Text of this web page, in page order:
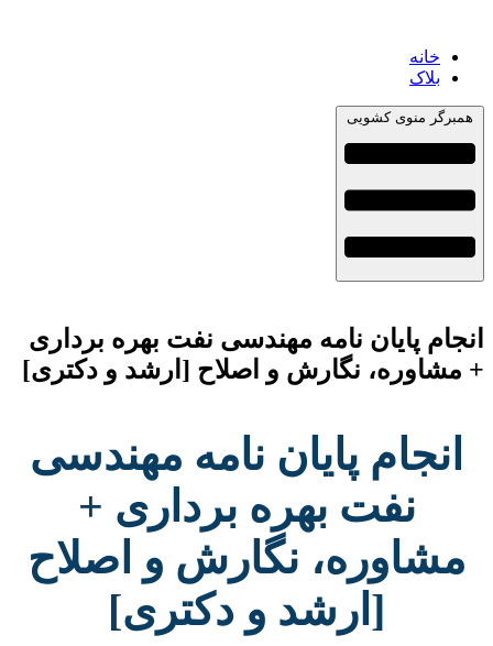
خانه
بلاک
همبرگر منوی کشویی
انجام پایان نامه مهندسی نفت بهره برداری
+ مشاوره، نگارش و اصلاح [ارشد و دکتری]
انجام پایان نامه مهندسی
نفت بهره برداری +
مشاوره، نگارش و اصلاح
[ارشد و دکتری]